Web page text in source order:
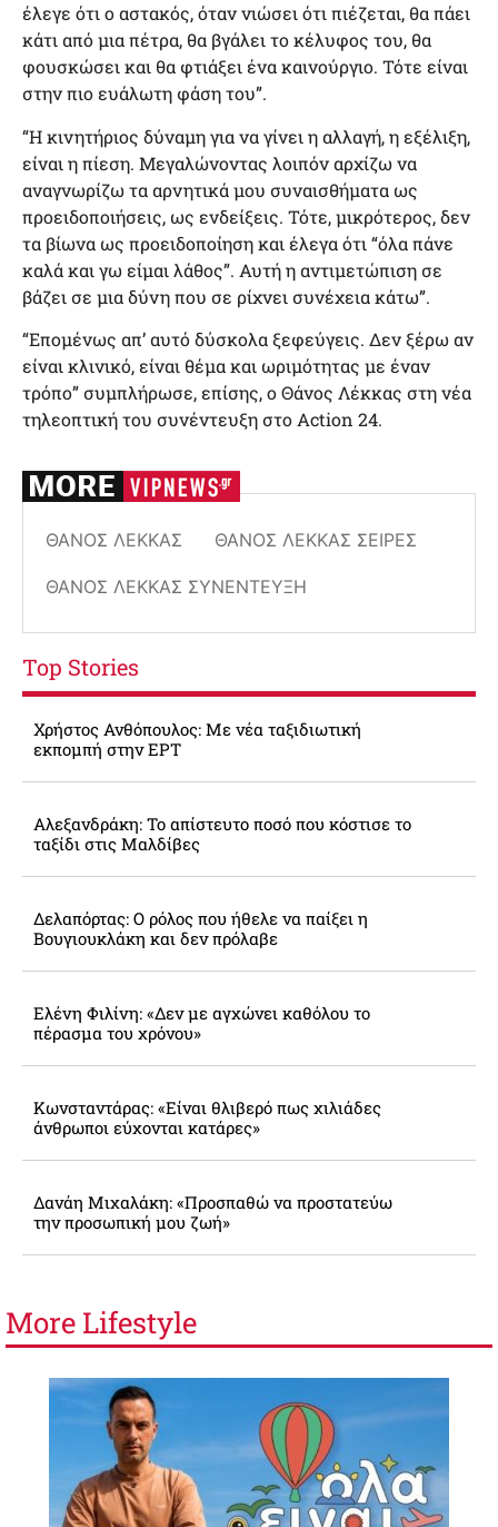
έλεγε ότι ο αστακός, όταν νιώσει ότι πιέζεται, θα πάει
κάτι από μια πέτρα, θα βγάλει το κέλυφος του, θα
φουσκώσει και θα φτιάξει ένα καινούργιο. Τότε είναι
στην πιο ευάλωτη φάση του”.
“Η κινητήριος δύναμη για να γίνει η αλλαγή, η εξέλιξη,
είναι η πίεση. Μεγαλώνοντας λοιπόν αρχίζω να
αναγνωρίζω τα αρνητικά μου συναισθήματα ως
προειδοποιήσεις, ως ενδείξεις. Τότε, μικρότερος, δεν
τα βίωνα ως προειδοποίηση και έλεγα ότι “όλα πάνε
καλά και γω είμαι λάθος”. Αυτή η αντιμετώπιση σε
βάζει σε μια δύνη που σε ρίχνει συνέχεια κάτω”.
“Επομένως απ’ αυτό δύσκολα ξεφεύγεις. Δεν ξέρω αν
είναι κλινικό, είναι θέμα και ωριμότητας με έναν
τρόπο” συμπλήρωσε, επίσης, ο Θάνος Λέκκας στη νέα
τηλεοπτική του συνέντευξη στο Action 24.
ΘΆΝΟΣ ΛΈΚΚΑΣ ΘΆΝΟΣ ΛΈΚΚΑΣ ΣΕΙΡΈΣ
ΘΆΝΟΣ ΛΈΚΚΑΣ ΣΥΝΈΝΤΕΥΞΗ
Top Stories
Χρήστος Ανθόπουλος: Με νέα ταξιδιωτική
εκπομπή στην ΕΡΤ
Αλεξανδράκη: Το απίστευτο ποσό που κόστισε το
ταξίδι στις Μαλδίβες
Δελαπόρτας: Ο ρόλος που ήθελε να παίξει η
Βουγιουκλάκη και δεν πρόλαβε
Ελένη Φιλίνη: «Δεν με αγχώνει καθόλου το
πέρασμα του χρόνου»
Κωνσταντάρας: «Είναι θλιβερό πως χιλιάδες
άνθρωποι εύχονται κατάρες»
Δανάη Μιχαλάκη: «Προσπαθώ να προστατεύω
την προσωπική μου ζωή»
More Lifestyle